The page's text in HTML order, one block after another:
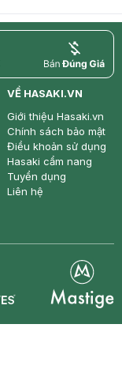
price
VỀ HASAKI.VN
Giới thiệu Hasaki.vn
Chính sách bảo mật
Điều khoản sử dụng
Hasaki cẩm nang
Tuyển dụng
Liên hệ